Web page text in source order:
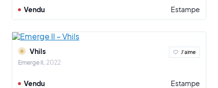
Vendu Estampe
Vhils
Emerge II 2022
J'aime
Vendu Estampe